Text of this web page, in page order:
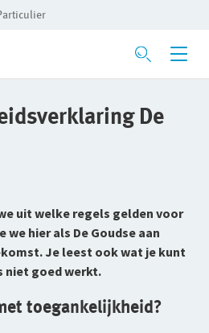
De
uit welke regels gelden voor
hier als De Goudse aan
Je leest ook wat je kunt
niet goed werkt.
toegankelijkheid?